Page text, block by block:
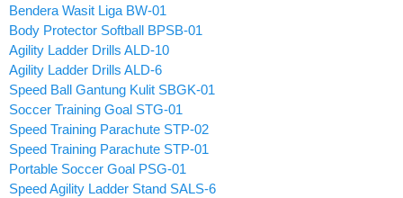
Bendera Wasit Liga BW-01
Body Protector Softball BPSB-01
Agility Ladder Drills ALD-10
Agility Ladder Drills ALD-6
Speed Ball Gantung Kulit SBGK-01
Soccer Training Goal STG-01
Speed Training Parachute STP-02
Speed Training Parachute STP-01
Portable Soccer Goal PSG-01
Speed Agility Ladder Stand SALS-6